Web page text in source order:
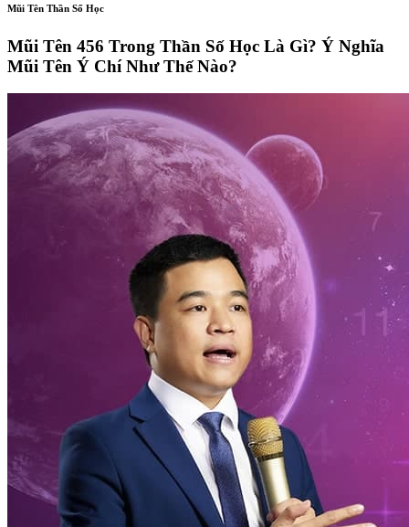
Mũi Tên Thần Số Học
Mũi Tên 456 Trong Thần Số Học Là Gì? Ý Nghĩa
Mũi Tên Ý Chí Như Thế Nào?